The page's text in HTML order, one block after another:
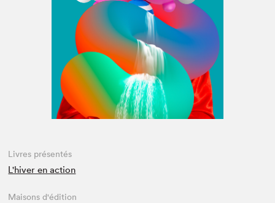
Espace médias
Livres présentés
L'hiver en action
Maisons d'édition